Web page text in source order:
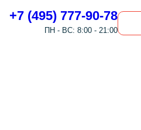
+7 (495) 777-90-78
ПН - ВС: 8:00 - 21:00